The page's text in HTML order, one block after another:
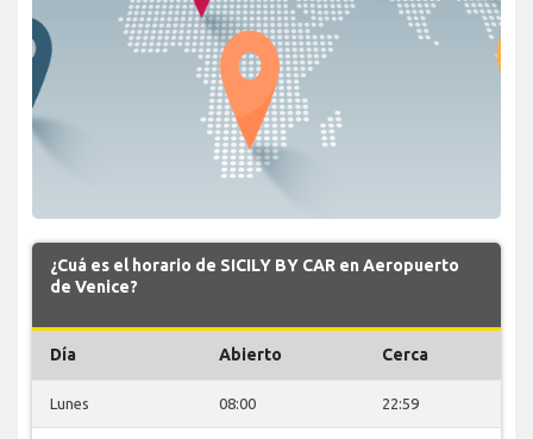
¿Cuá es el horario de SICILY BY CAR en Aeropuerto
de Venice?
Día Abierto Cerca
Lunes 08:00 22:59